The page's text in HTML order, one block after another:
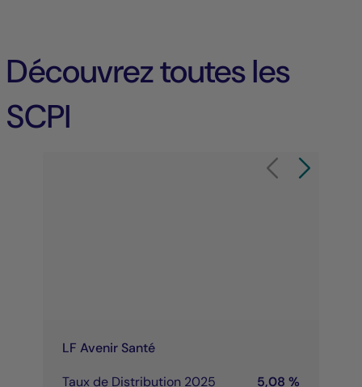
Découvrez toutes les
SCPI
Carrousel de
Carrousel
LF Avenir Santé
Taux de Distribution 2025
5,08 %